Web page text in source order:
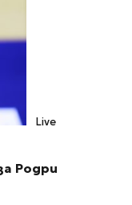
Live
Родри